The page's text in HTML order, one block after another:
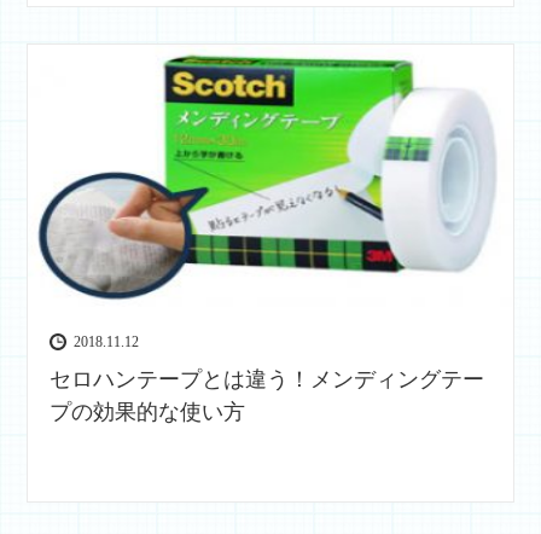
2018.11.12
セロハンテープとは違う！メンディングテー
プの効果的な使い方